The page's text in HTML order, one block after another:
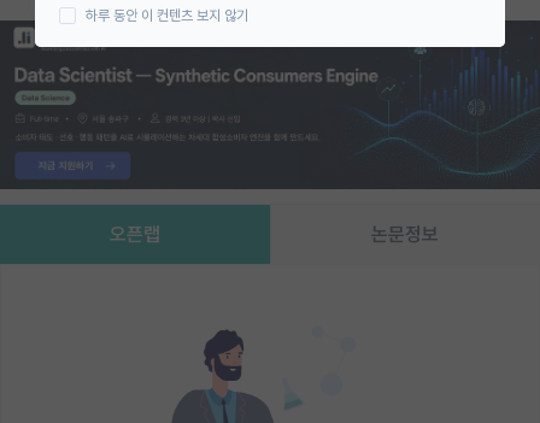
오픈랩 논문정보
하루 동안 이 컨텐츠 보지 않기